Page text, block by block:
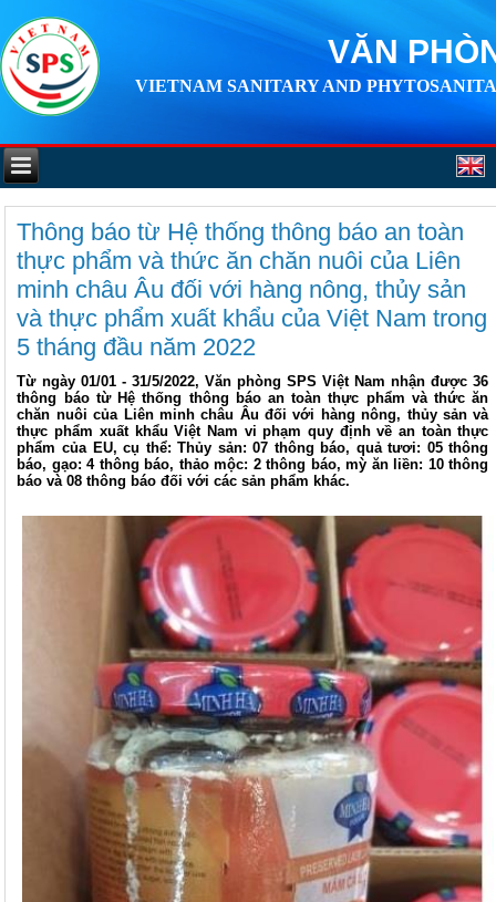
VĂN
VIETNAM SANITARY AND
Thông báo từ Hệ thống thông báo an toàn
thực phẩm và thức ăn chăn nuôi của Liên
minh châu Âu đối với hàng nông, thủy sản
và thực phẩm xuất khẩu của Việt Nam trong
5 tháng đầu năm 2022
Từ ngày 01/01 - 31/5/2022, Văn phòng SPS Việt Nam nhận được 36
thông báo từ Hệ thống thông báo an toàn thực phẩm và thức ăn
chăn nuôi của Liên minh châu Âu đối với hàng nông, thủy sản và
thực phẩm xuất khẩu Việt Nam vi phạm quy định về an toàn thực
phẩm của EU, cụ thể: Thủy sản: 07 thông báo, quả tươi: 05 thông
báo, gạo: 4 thông báo, thảo mộc: 2 thông báo, mỳ ăn liền: 10 thông
báo và 08 thông báo đối với các sản phẩm khác.